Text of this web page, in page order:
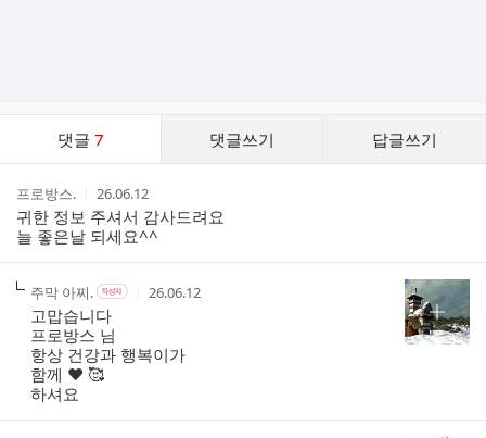
댓글 7 댓글쓰기 답글쓰기
트
작
성
자
프로방스.
작
성
시
간
26.06.12
귀한 정보 주셔서 감사드려요
늘 좋은날 되세요^^
작
성
자
주막 아찌.작
성
자
본
인
여
작
작
26.06.12
고맙습니다
프로방스 님
항상 건강과 행복이가
함께 ❤️ 🥰
하셔요